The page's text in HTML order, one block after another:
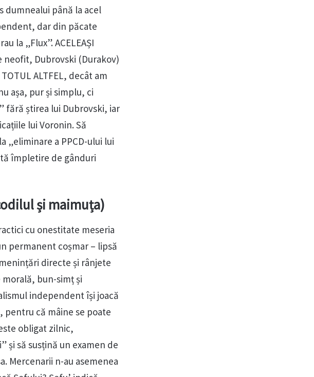
dumnealui până la acel
dar din păcate
la „Flux”. ACELEAȘI
neofit, Dubrovski (Durakov)
ALTFEL, decât am
așa, pur și simplu, ci
fără știrea lui Dubrovski, iar
lui Voronin. Să
„eliminare a PPCD-ului lui
împletire de gânduri
și maimuța)
cu onestitate meseria
permanent coșmar – lipsă
directe și rânjete
bun-simț și
independent își joacă
că mâine se poate
obligat zilnic,
și să susțină un examen de
Mercenarii n-au asemenea